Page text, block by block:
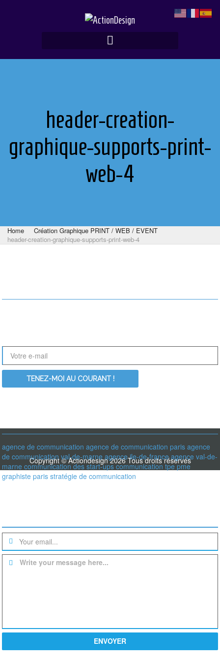
Skip
header-creation-
graphique-supports-print-
web-4
Home
Création Graphique PRINT / WEB / EVENT
header-creation-graphique-supports-print-web-4
agence de communication agence de communication paris agence
de communication val-de-marne agence ile-de-france agence val-de-
marne communication des start-ups communication tpe pme
graphiste paris stratégie de communication
Write your message here...
ENVOYER
Copyright © Actiondesign 2026 Tous droits réservés